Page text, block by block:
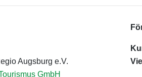
Augsburg e.V.
GmbH